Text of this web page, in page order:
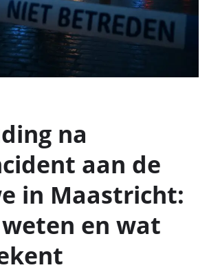
na
aan de
in Maastricht:
en wat